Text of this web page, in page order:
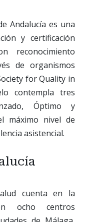
Andalucía es una
y certificación
reconocimiento
de organismos
for Quality in
contempla tres
Óptimo y
máximo nivel de
asistencial.
cuenta en la
ocho centros